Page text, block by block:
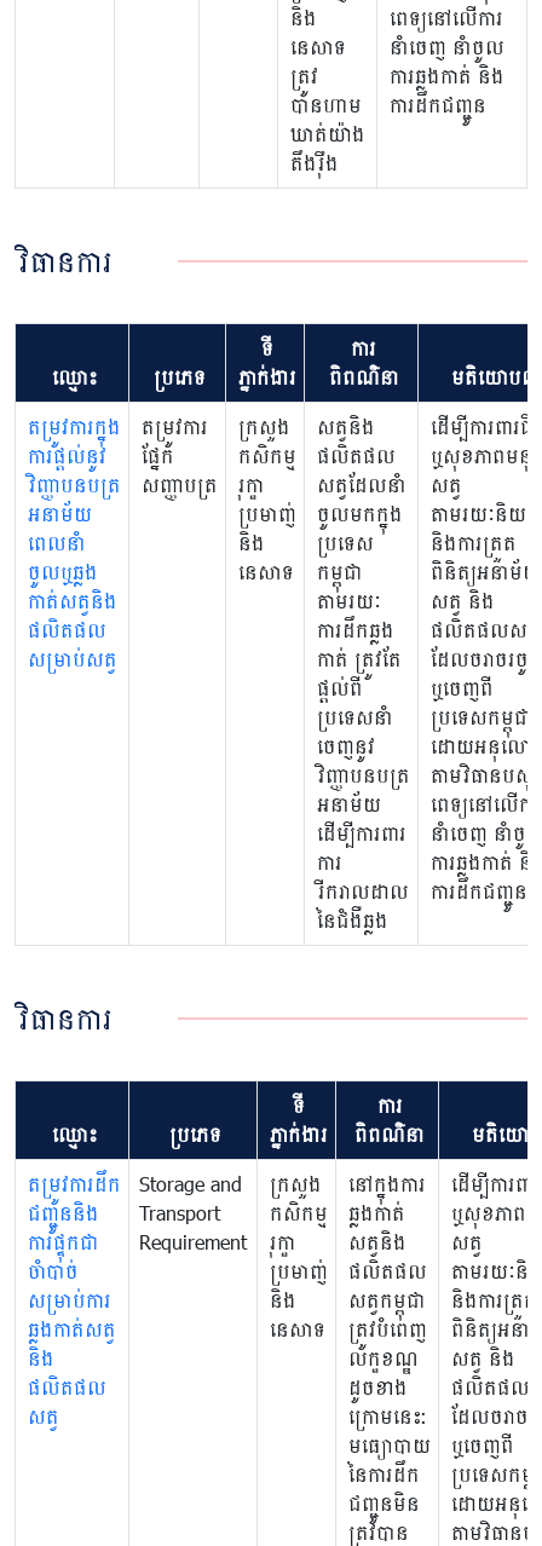
និង
នេសាទ
ត្រូវ
បានហាម
ឃាត់យ៉ាង
តឹងរ៉ឹង
ពេទ្យនៅលើការ
នាំចេញ នាំចូល
ការឆ្លងកាត់ និង
ការដឹកជញ្ជូន
វិធានការ
ឈ្មោះ ប្រភេទ
ទី
ភ្នាក់ងារ
ការ
ពិពណ៌នា
មតិយោបល់
តម្រូវការក្នុង
ការផ្តល់នូវ
វិញ្ញាបនបត្រ
អនាម័យ
ពេលនាំ
ចូលឬឆ្លង
កាត់សត្វនិង
ផលិតផល
សម្រាប់សត្វ
តម្រូវការ
ផ្នែក
សញ្ញាបត្រ
ក្រសួង
កសិកម្ម
រុក្ខា
ប្រមាញ់
និង
នេសាទ
សត្វនិង
ផលិតផល
សត្វដែលនាំ
ចូលមកក្នុង
ប្រទេស
កម្ពុជា
តាមរយៈ
ការដឹកឆ្លង
កាត់ ត្រូវតែ
ផ្ដល់ពី
ប្រទេសនាំ
ចេញនូវ
វិញ្ញាបនបត្រ
អនាម័យ
ដើម្បីការពារ
ការ
រីករាលដាល
នៃជំងឺឆ្លង
ដើម្បីការពារជី
ឬសុខភាពមនុ
សត្វ
តាមរយៈនិយត
និងការត្រួត
ពិនិត្យអនាម័យ
សត្វ និង
ផលិតផលសត្វ
ដែលចរាចរចូ
ឬចេញពី
ប្រទេសកម្ពុជា
ដោយអនុលោម
តាមវិធានបសុ
ពេទ្យនៅលើការ
នាំចេញ នាំចូល
ការឆ្លងកាត់ និង
ការដឹកជញ្ជូន
វិធានការ
ឈ្មោះ ប្រភេទ
ទី
ភ្នាក់ងារ
ការ
ពិពណ៌នា
មតិយោ
តម្រូវការដឹក
ជញ្ជូននិង
ការផ្ទុកជា
ចាំបាច់
សម្រាប់ការ
ឆ្លងកាត់សត្វ
និង
ផលិតផល
សត្វ
Storage and
Transport
Requirement
ក្រសួង
កសិកម្ម
រុក្ខា
ប្រមាញ់
និង
នេសាទ
នៅក្នុងការ
ឆ្លងកាត់
សត្វនិង
ផលិតផល
សត្វកម្ពុជា
ត្រូវបំពេញ
លក្ខខណ្ឌ
ដូចខាង
ក្រោមនេះ:
មធ្យោបាយ
នៃការដឹក
ជញ្ជូនមិន
ត្រូវបាន
ដើម្បីការពា
ឬសុខភាព
សត្វ
តាមរយៈនិ
និងការត្រួត
ពិនិត្យអនា
សត្វ និង
ផលិតផលស
ដែលចរាច
ឬចេញពី
ប្រទេសកម្ពុ
ដោយអនុល
តាមវិធាន